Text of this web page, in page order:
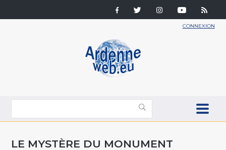
CONNEXION
LE MYSTÈRE DU MONUMENT